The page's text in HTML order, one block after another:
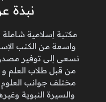
نبذة
مكتبة إسلامية
واسعة من الكتب
نسعى إلى توفير
من قبل طلاب العلم و
مختلف جوانب العلوم
والسيرة النبوية